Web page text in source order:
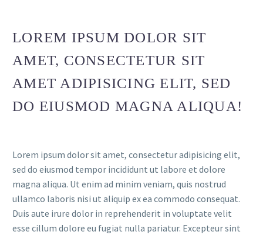
LOREM IPSUM DOLOR SIT
AMET, CONSECTETUR SIT
AMET ADIPISICING ELIT, SED
DO EIUSMOD MAGNA ALIQUA!
Lorem ipsum dolor sit amet, consectetur adipisicing elit,
sed do eiusmod tempor incididunt ut labore et dolore
magna aliqua. Ut enim ad minim veniam, quis nostrud
ullamco laboris nisi ut aliquip ex ea commodo consequat.
Duis aute irure dolor in reprehenderit in voluptate velit
esse cillum dolore eu fugiat nulla pariatur. Excepteur sint